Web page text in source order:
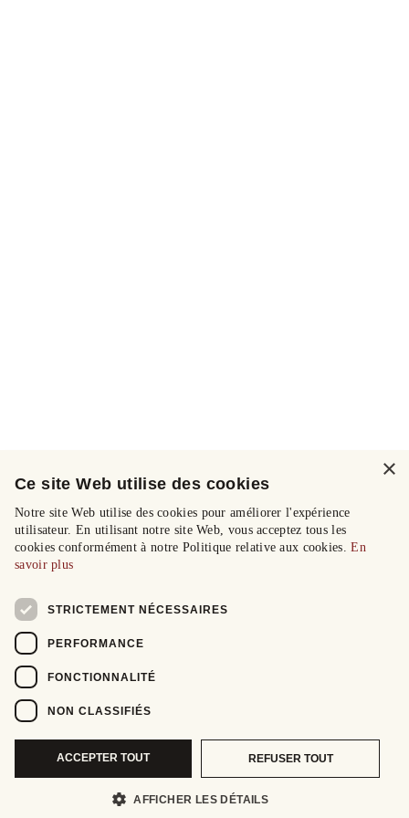
×
Ce site Web utilise des cookies
Notre site Web utilise des cookies pour améliorer l'expérience
utilisateur. En utilisant notre site Web, vous acceptez tous les
cookies conformément à notre Politique relative aux cookies.En
savoir plus
STRICTEMENT NÉCESSAIRES
PERFORMANCE
FONCTIONNALITÉ
NON CLASSIFIÉS
ACCEPTER TOUT REFUSER TOUT
AFFICHER LES DÉTAILS